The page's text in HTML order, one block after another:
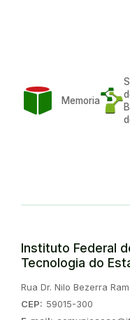
Memoria
Instituto Federal
Tecnologia do
Endereço:
Rua Dr. Nilo Bezerra
CEP: 59015-300